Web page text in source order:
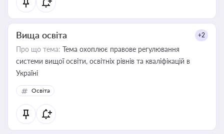
Вища освіта +2
Про що тема: Тема охоплює правове регулювання
системи вищої освіти, освітніх рівнів та кваліфікацій в
Україні
Освіта